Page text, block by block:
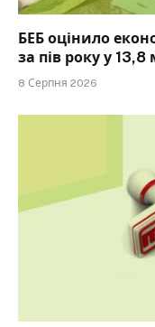
БЕБ оцінило
за пів року у 13,8
8 Серпня 2026